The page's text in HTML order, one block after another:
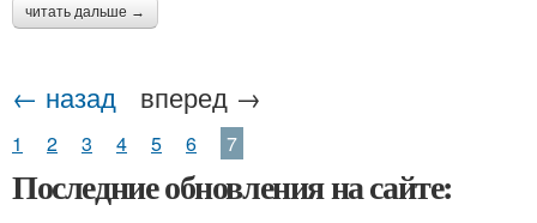
читать дальше →
← назад вперед →
1 2 3 4 5 6 7
Последние обновления на сайте: